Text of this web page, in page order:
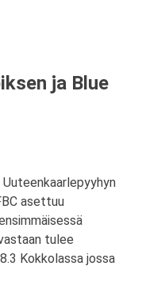
ja Blue
asettuu
tulee
Kokkolassa jossa